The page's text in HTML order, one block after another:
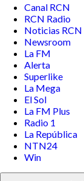
Canal RCN
RCN Radio
Noticias RCN
Newsroom
La FM
Alerta
Superlike
La Mega
El Sol
La FM Plus
Radio 1
La República
NTN24
Win